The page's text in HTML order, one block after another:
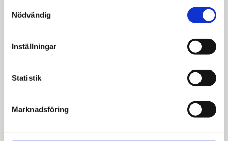
Nödvändig
Inställningar
Statistik
Marknadsföring
Nyheter
Urban Ringbäck lägger in en
ny växel – men saktar inte
ner